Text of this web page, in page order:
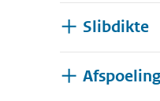
Slibdikte